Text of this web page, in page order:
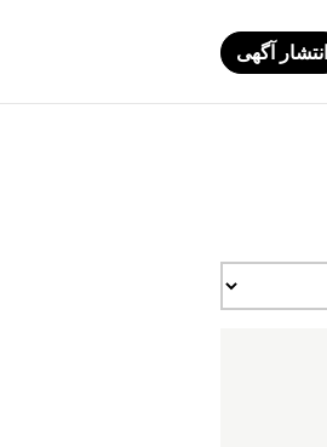
انتشار آگهی